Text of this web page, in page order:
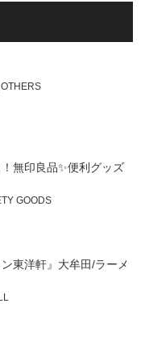
OTHERS
無印良品✨便利グッズ
GOODS
東洋軒』大牟田/ラーメ